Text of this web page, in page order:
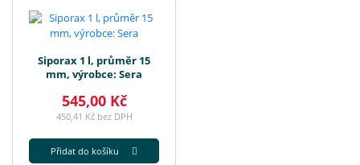
Siporax 1 l, průměr 15
mm, výrobce: Sera
545,00 Kč
450,41 Kč bez DPH
Přidat do košíku